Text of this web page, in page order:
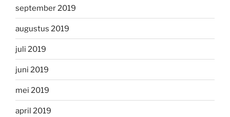
september 2019
augustus 2019
juli 2019
juni 2019
mei 2019
april 2019